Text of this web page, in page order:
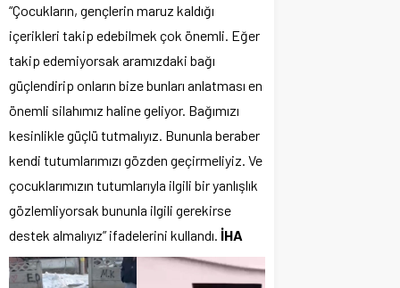
“Çocukların, gençlerin maruz kaldığı
içerikleri takip edebilmek çok önemli. Eğer
takip edemiyorsak aramızdaki bağı
güçlendirip onların bize bunları anlatması en
önemli silahımız haline geliyor. Bağımızı
kesinlikle güçlü tutmalıyız. Bununla beraber
kendi tutumlarımızı gözden geçirmeliyiz. Ve
çocuklarımızın tutumlarıyla ilgili bir yanlışlık
gözlemliyorsak bununla ilgili gerekirse
destek almalıyız” ifadelerini kullandı. İHA